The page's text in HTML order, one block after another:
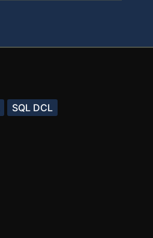
SQL DCL